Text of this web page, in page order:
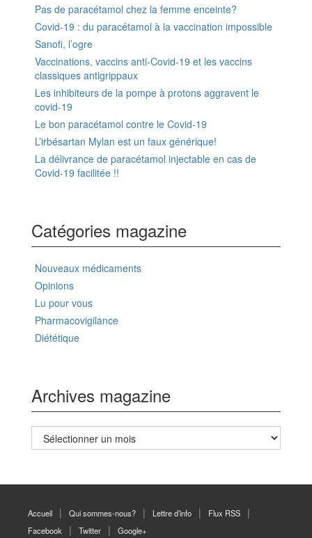
Pas de paracétamol chez la femme enceinte?
Covid-19 : du paracétamol à la vaccination impossible
Sanofi, l’ogre
Vaccinations, vaccins anti-Covid-19 et les vaccins
classiques antigrippaux
Les inhibiteurs de la pompe à protons aggravent le
covid-19
Le bon paracétamol contre le Covid-19
L’irbésartan Mylan est un faux générique!
La délivrance de paracétamol injectable en cas de
Covid-19 facilitée !!
Catégories magazine
Nouveaux médicaments
Opinions
Lu pour vous
Pharmacovigilance
Diététique
Archives magazine
Archives
magazine
Accueil Qui sommes-nous? Lettre d’info
Flux RSS
Facebook
Twitter Google+